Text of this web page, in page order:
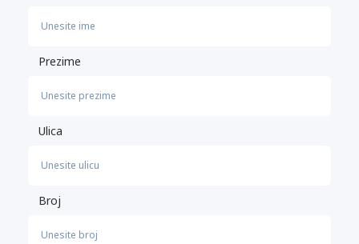
Prezime
Ulica
Broj